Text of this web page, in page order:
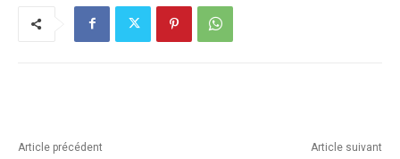
Article précédent Article suivant